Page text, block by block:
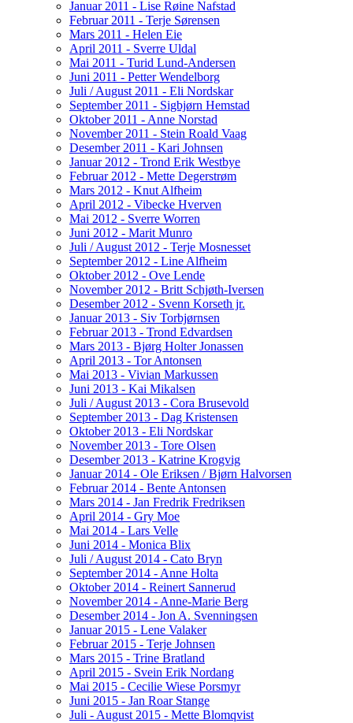
Januar 2011 - Lise Røine Nafstad
Februar 2011 - Terje Sørensen
Mars 2011 - Helen Eie
April 2011 - Sverre Uldal
Mai 2011 - Turid Lund-Andersen
Juni 2011 - Petter Wendelborg
Juli / August 2011 - Eli Nordskar
September 2011 - Sigbjørn Hemstad
Oktober 2011 - Anne Norstad
November 2011 - Stein Roald Vaag
Desember 2011 - Kari Johnsen
Januar 2012 - Trond Erik Westbye
Februar 2012 - Mette Degerstrøm
Mars 2012 - Knut Alfheim
April 2012 - Vibecke Hverven
Mai 2012 - Sverre Worren
Juni 2012 - Marit Munro
Juli / August 2012 - Terje Mosnesset
September 2012 - Line Alfheim
Oktober 2012 - Ove Lende
November 2012 - Britt Schjøth-Iversen
Desember 2012 - Svenn Korseth jr.
Januar 2013 - Siv Torbjørnsen
Februar 2013 - Trond Edvardsen
Mars 2013 - Bjørg Holter Jonassen
April 2013 - Tor Antonsen
Mai 2013 - Vivian Markussen
Juni 2013 - Kai Mikalsen
Juli / August 2013 - Cora Brusevold
September 2013 - Dag Kristensen
Oktober 2013 - Eli Nordskar
November 2013 - Tore Olsen
Desember 2013 - Katrine Krogvig
Januar 2014 - Ole Eriksen / Bjørn Halvorsen
Februar 2014 - Bente Antonsen
Mars 2014 - Jan Fredrik Fredriksen
April 2014 - Gry Moe
Mai 2014 - Lars Velle
Juni 2014 - Monica Blix
Juli / August 2014 - Cato Bryn
September 2014 - Anne Holta
Oktober 2014 - Reinert Sannerud
November 2014 - Anne-Marie Berg
Desember 2014 - Jon A. Svenningsen
Januar 2015 - Lene Valaker
Februar 2015 - Terje Johnsen
Mars 2015 - Trine Bratland
April 2015 - Svein Erik Nordang
Mai 2015 - Cecilie Wiese Porsmyr
Juni 2015 - Jan Roar Stange
Juli - August 2015 - Mette Blomqvist